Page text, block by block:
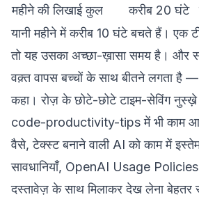
महीने की लिखाई कुल
करीब 20 घंटे
यानी महीने में करीब 10 घंटे बचते हैं। एक
तो यह उसका अच्छा-ख़ासा समय है। और
वक़्त वापस बच्चों के साथ बीतने लगता है
कहा। रोज़ के छोटे-छोटे टाइम-सेविंग नुस्ख़े
code-productivity-tipsमें भी काम
वैसे, टेक्स्ट बनाने वाली AI को काम में
सावधानियाँ, OpenAI Usage Policies
दस्तावेज़ के साथ मिलाकर देख लेना बेहतर